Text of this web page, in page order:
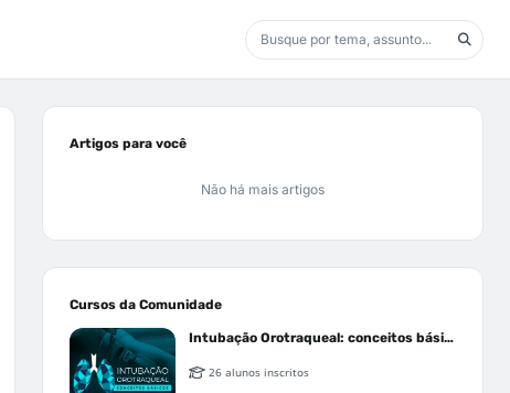
Artigos para você
Não há mais artigos
Cursos da Comunidade
Intubação Orotraqueal: conceitos básicos
26 alunos inscritos